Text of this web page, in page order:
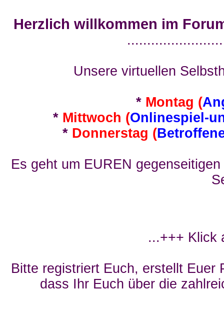
Herzlich willkommen im
Unsere virtuellen
* Montag (
* Mittwoch (Onlinespiel-
* Donnerstag (
Es geht um EUREN
...+++ Klick
Bitte registriert Euch, erstellt Euer
dass Ihr Euch über die